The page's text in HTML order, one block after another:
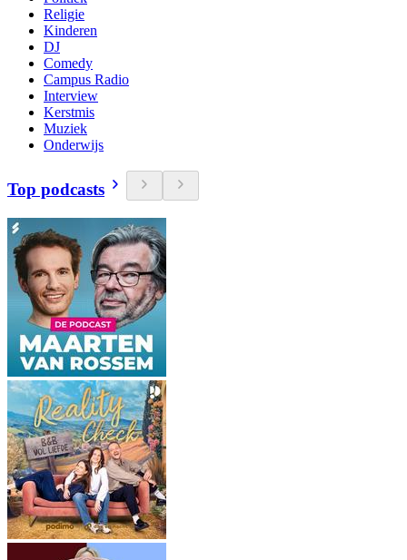
Religie
Kinderen
DJ
Comedy
Campus Radio
Interview
Kerstmis
Muziek
Onderwijs
Top podcasts